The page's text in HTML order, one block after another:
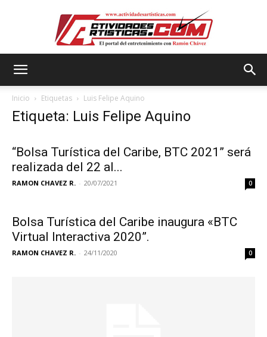
Inicio Etiquetas Luis Felipe Aquino
Etiqueta: Luis Felipe Aquino
“Bolsa Turística del Caribe, BTC 2021” será
realizada del 22 al...
RAMON CHAVEZ R. - 20/07/2021 0
Bolsa Turística del Caribe inaugura «BTC
Virtual Interactiva 2020”.
RAMON CHAVEZ R. - 24/11/2020 0